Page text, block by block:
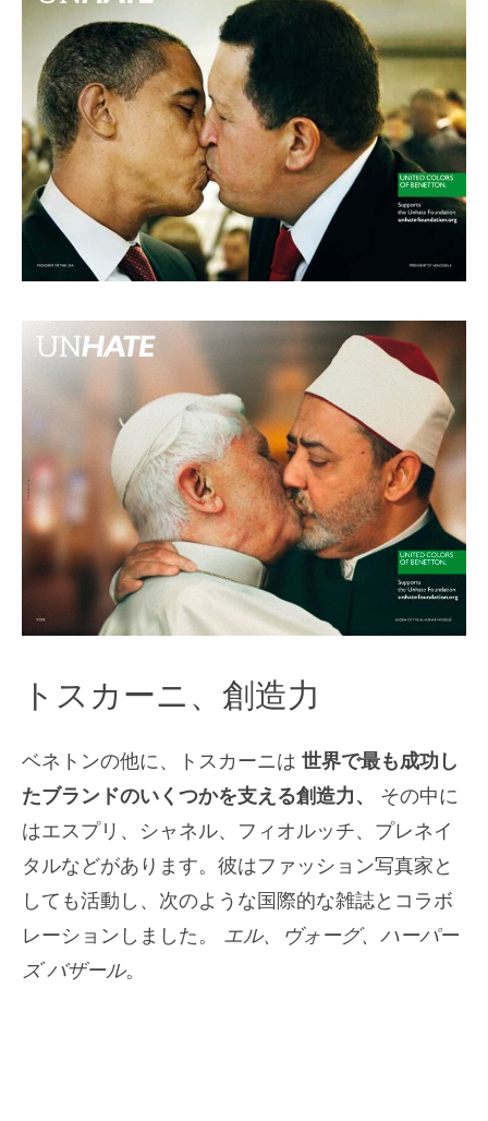
トスカーニ、創造力
ベネトンの他に、トスカーニは 世界で最も成功し
たブランドのいくつかを支える創造力、
その中に
はエスプリ、シャネル、フィオルッチ、プレネイ
タルなどがあります。彼はファッション写真家と
しても活動し、次のような国際的な雑誌とコラボ
レーションしました。
エル、ヴォーグ、ハーパー
ズ バザール。